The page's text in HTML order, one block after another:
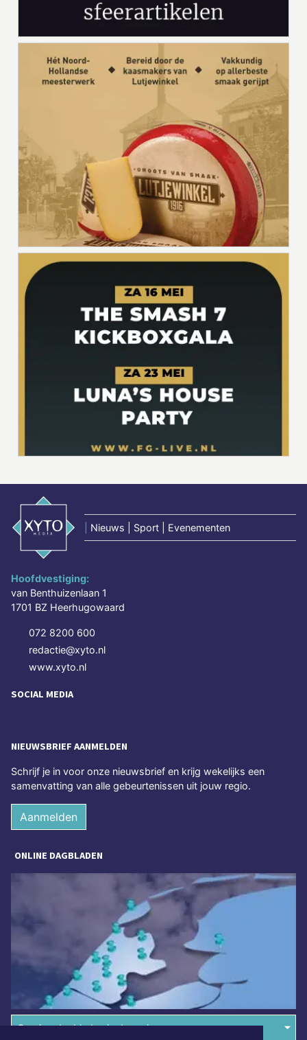
Nieuws | Sport | Evenementen
Hoofdvestiging:
van Benthuizenlaan 1
1701 BZ Heerhugowaard
072 8200 600
redactie@xyto.nl
www.xyto.nl
SOCIAL MEDIA
NIEUWSBRIEF AANMELDEN
Schrijf je in voor onze nieuwsbrief en krijg wekelijks een
samenvatting van alle gebeurtenissen uit jouw regio.
Aanmelden
ONLINE DAGBLADEN
Overige dagbladen in de regio